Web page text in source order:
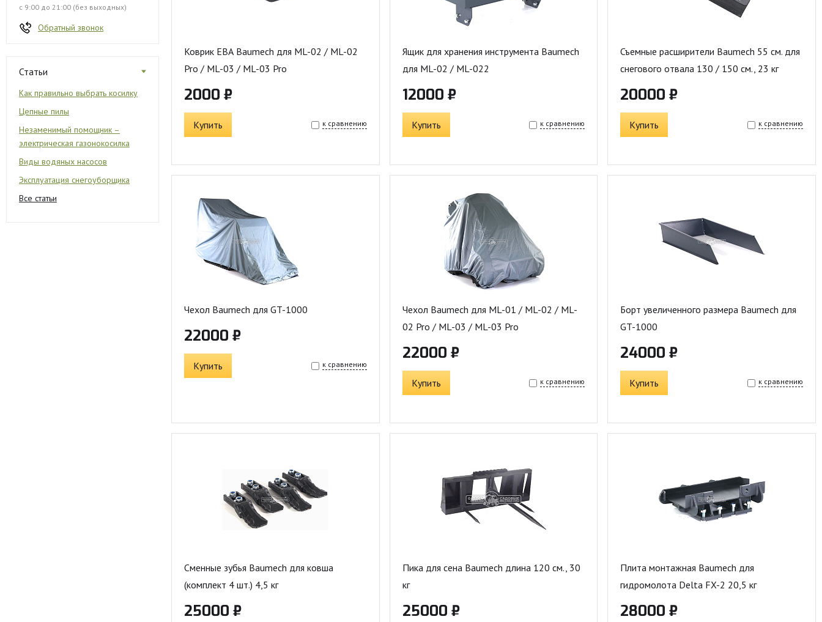
с 9:00 до 21:00 (без выходных)
Обратный звонок
Статьи
Как правильно выбрать косилку
Цепные пилы
Незаменимый помощник –
электрическая газонокосилка
Виды водяных насосов
Эксплуатация снегоуборщика
Все статьи
Коврик ЕВА Baumech для ML-02 / ML-02
Pro / ML-03 / ML-03 Pro
2000 ₽
Купить к сравнению
Ящик для хранения инструмента Baumech
для ML-02 / ML-022
12000 ₽
Купить к сравнению
Съемные расширители Baumech 55 см. для
снегового отвала 130 / 150 см., 23 кг
20000 ₽
Купить к сравнению
Чехол Baumech для GT-1000
22000 ₽
Купить к сравнению
Чехол Baumech для ML-01 / ML-02 / ML-
02 Pro / ML-03 / ML-03 Pro
22000 ₽
Купить к сравнению
Борт увеличенного размера Baumech для
GT-1000
24000 ₽
Купить к сравнению
Сменные зубья Baumech для ковша
(комплект 4 шт.) 4,5 кг
25000 ₽
Пика для сена Baumech длина 120 см., 30
кг
25000 ₽
Плита монтажная Baumech для
гидромолота Delta FX-2 20,5 кг
28000 ₽